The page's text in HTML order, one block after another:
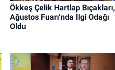
Ökkeş Çelik Hartlap Bıçakları,
Ağustos Fuarı'nda İlgi Odağı
Oldu